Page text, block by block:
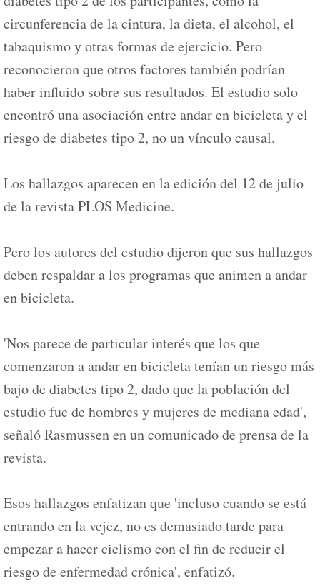
circunferencia de la cintura, la dieta, el alcohol, el
tabaquismo y otras formas de ejercicio. Pero
reconocieron que otros factores también podrían
haber influido sobre sus resultados. El estudio solo
encontró una asociación entre andar en bicicleta y el
riesgo de diabetes tipo 2, no un vínculo causal.
Los hallazgos aparecen en la edición del 12 de julio
de la revista PLOS Medicine.
Pero los autores del estudio dijeron que sus hallazgos
deben respaldar a los programas que animen a andar
en bicicleta.
'Nos parece de particular interés que los que
comenzaron a andar en bicicleta tenían un riesgo más
bajo de diabetes tipo 2, dado que la población del
estudio fue de hombres y mujeres de mediana edad',
señaló Rasmussen en un comunicado de prensa de la
revista.
Esos hallazgos enfatizan que 'incluso cuando se está
entrando en la vejez, no es demasiado tarde para
empezar a hacer ciclismo con el fin de reducir el
riesgo de enfermedad crónica', enfatizó.